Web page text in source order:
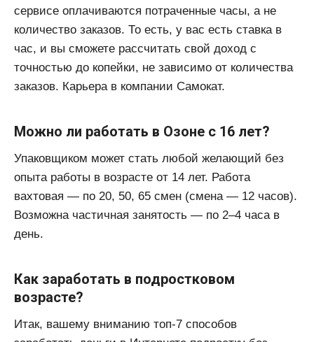
сервисе оплачиваются потраченные часы, а не
количество заказов. То есть, у вас есть ставка в
час, и вы сможете рассчитать свой доход с
точностью до копейки, не зависимо от количества
заказов. Карьера в компании Самокат.
Можно ли работать в Озоне с 16 лет?
Упаковщиком может стать любой желающий без
опыта работы в возрасте от 14 лет. Работа
вахтовая — по 20, 50, 65 смен (смена — 12 часов).
Возможна частичная занятость — по 2–4 часа в
день.
Как заработать в подростковом
возрасте?
Итак, вашему вниманию топ-7 способов